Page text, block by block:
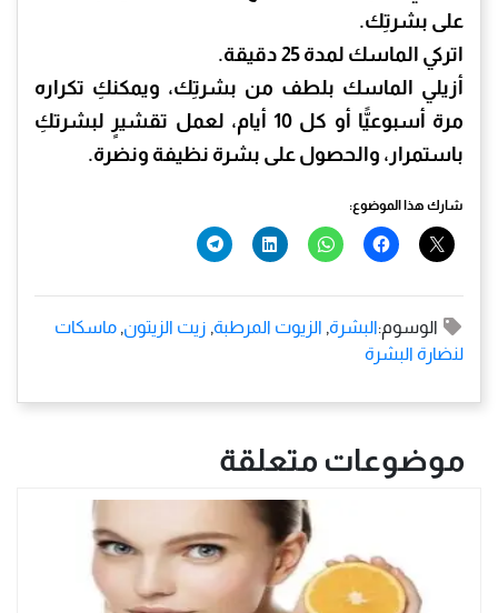
على بشرتِك.
اتركي الماسك لمدة 25 دقيقة.
أزيلي الماسك بلطف من بشرتِك، ويمكنكِ تكراره
مرة أسبوعيًّا أو كل 10 أيام، لعمل تقشيرٍ لبشرتكِ
باستمرار، والحصول على بشرة نظيفة ونضرة.
شارك هذا الموضوع:
الوسوم:البشرة, الزيوت المرطبة, زيت الزيتون, ماسكات
لنضارة البشرة
موضوعات متعلقة